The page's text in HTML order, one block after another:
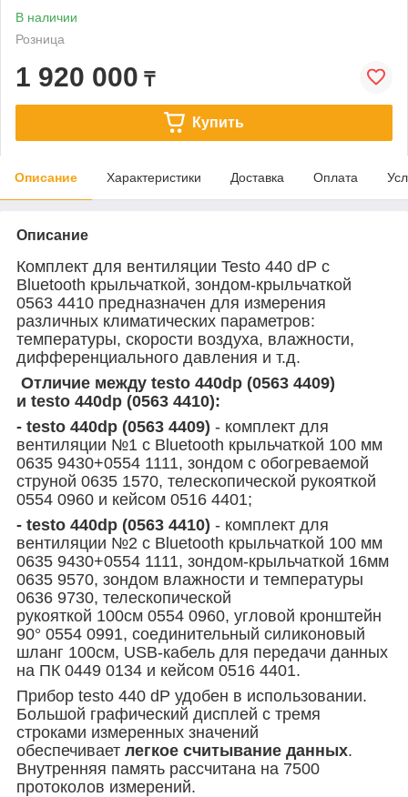
В наличии
Розница
1 920 000 ₸
Купить
Описание Характеристики Доставка Оплата
Описание
Комплект для вентиляции Testo 440 dP с
Bluetooth крыльчаткой, зондом-крыльчаткой
0563 4410 предназначен для измерения
различных климатических параметров:
температуры, скорости воздуха, влажности,
дифференциального давления и т.д.
Отличие между testo 440dp (0563 4409)
и testo 440dp (0563 4410):
- testo 440dp (0563 4409) - комплект для
вентиляции №1 с Bluetooth крыльчаткой 100 мм
0635 9430+0554 1111, зондом с обогреваемой
струной 0635 1570, телескопической рукояткой
0554 0960 и кейсом 0516 4401;
- testo 440dp (0563 4410) - комплект для
вентиляции №2 с Bluetooth крыльчаткой 100 мм
0635 9430+0554 1111, зондом-крыльчаткой 16мм
0635 9570, зондом влажности и температуры
0636 9730, телескопической
рукояткой 100см 0554 0960, угловой кронштейн
90° 0554 0991, соединительный силиконовый
шланг 100см, USB-кабель для передачи данных
на ПК 0449 0134 и кейсом 0516 4401.
Прибор testo 440 dP удобен в использовании.
Большой графический дисплей с тремя
строками измеренных значений
обеспечивает легкое считывание данных.
Внутренняя память рассчитана на 7500
протоколов измерений.